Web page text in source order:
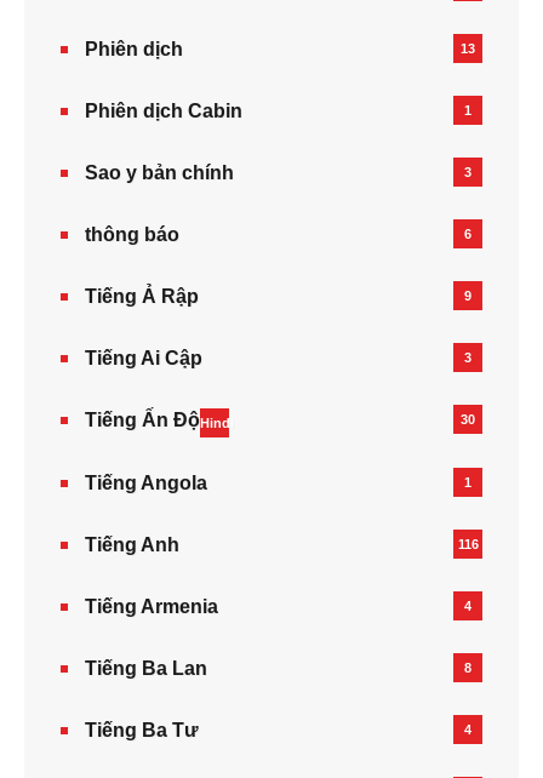
Phiên dịch 13
Phiên dịch Cabin 1
Sao y bản chính 3
thông báo 6
Tiếng Ả Rập 9
Tiếng Ai Cập 3
Tiếng Ấn ĐộHindi 30
Tiếng Angola 1
Tiếng Anh 116
Tiếng Armenia‎ 4
Tiếng Ba Lan 8
Tiếng Ba Tư 4